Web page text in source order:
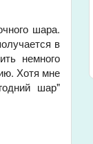
шара.
в
немного
Хотя мне
шар"